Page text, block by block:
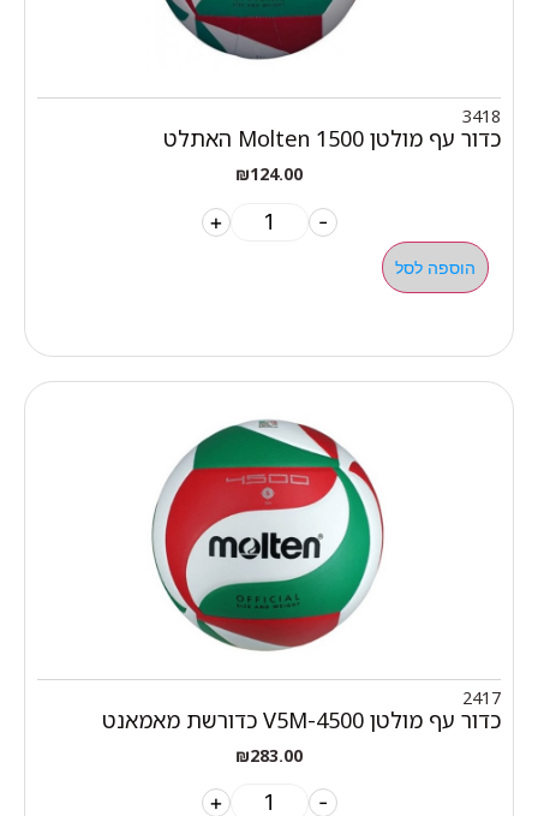
3418
כדור עף מולטן Molten 1500 האתלט
₪124.00
-
+
הוספה לסל
2417
כדור עף מולטן V5M-4500 כדורשת מאמאנט
₪283.00
-
+